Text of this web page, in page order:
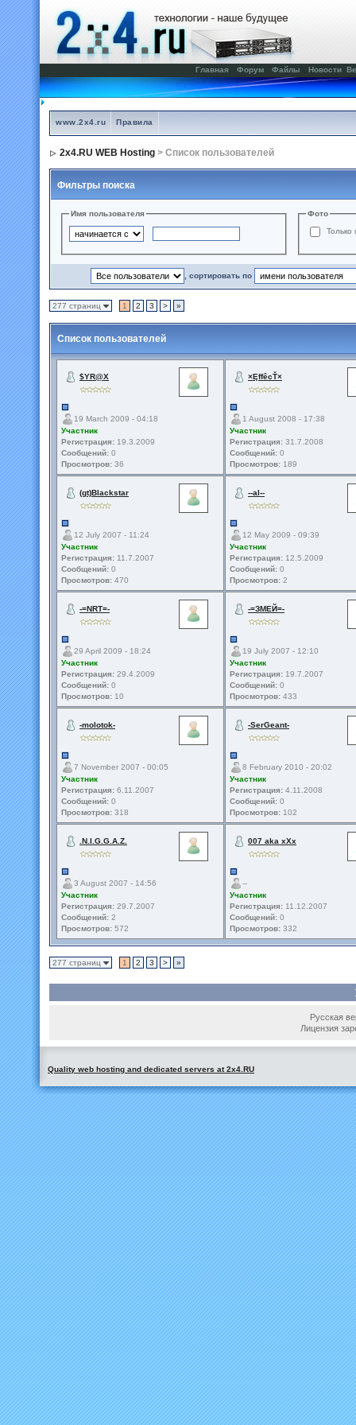
Главная Форум Файлы Новости
www.2x4.ru Правила
2x4.RU WEB Hosting > Список пользователей
Фильтры поиска
Имя пользователя
Фото
Только
, сортировать по
277 страниц 1 2 3 > »
Список пользователей
$YR@X
19 March 2009 - 04:18
Участник
Регистрация: 19.3.2009
Сообщений: 0
Просмотров: 36
×ĘffêcŤ×
1 August 2008 - 17:38
Участник
Регистрация: 31.7.2008
Сообщений: 0
Просмотров: 189
(gt)Blackstar
12 July 2007 - 11:24
Участник
Регистрация: 11.7.2007
Сообщений: 0
Просмотров: 470
--al--
12 May 2009 - 09:39
Участник
Регистрация: 12.5.2009
Сообщений: 0
Просмотров: 2
-=NRT=-
29 April 2009 - 18:24
Участник
Регистрация: 29.4.2009
Сообщений: 0
Просмотров: 10
-=ЗМЕЙ=-
19 July 2007 - 12:10
Участник
Регистрация: 19.7.2007
Сообщений: 0
Просмотров: 433
-molotok-
7 November 2007 - 00:05
Участник
Регистрация: 6.11.2007
Сообщений: 0
Просмотров: 318
-SerGeant-
8 February 2010 - 20:02
Участник
Регистрация: 4.11.2008
Сообщений: 0
Просмотров: 102
.N.I.G.G.A.Z.
3 August 2007 - 14:56
Участник
Регистрация: 29.7.2007
Сообщений: 2
Просмотров: 572
007 aka xXx
--
Участник
Регистрация: 11.12.2007
Сообщений: 0
Просмотров: 332
277 страниц 1 2 3 > »
Русская
Лицензия
Quality web hosting and dedicated servers at 2x4.RU